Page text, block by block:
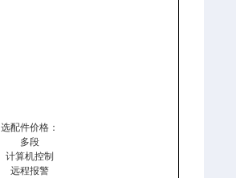
选配件价格：
多段
计算机控制
远程报警